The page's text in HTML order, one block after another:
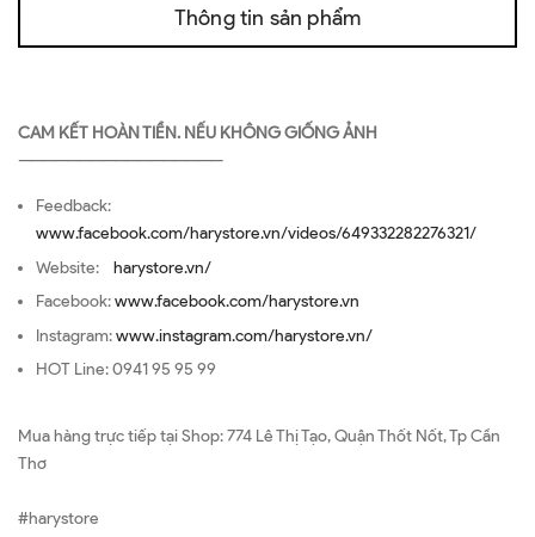
Thông tin sản phẩm
CAM KẾT HOÀN TIỀN. NẾU KHÔNG GIỐNG ẢNH
—————————————————
Feedback:
www.facebook.com/harystore.vn/videos/649332282276321/
Website: harystore.vn/
Facebook:www.facebook.com/harystore.vn
Instagram:www.instagram.com/harystore.vn/
HOT Line: 0941 95 95 99
Mua hàng trực tiếp tại Shop: 774 Lê Thị Tạo, Quận Thốt Nốt, Tp Cần
Thơ
#harystore